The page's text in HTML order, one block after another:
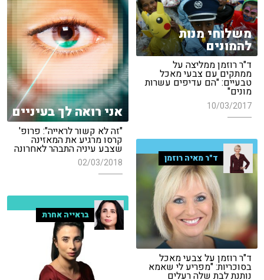
אני רואה לך בעיניים
"זה לא קשור לראייה": פרופ'
קרסו מרגיע את המאזינה
שצבע עיניה התבהר לאחרונה
02/03/2018
משלוחי מנות
להמונים
ד"ר רוזמן ממליצה על
ממתקים עם צבעי מאכל
טבעיים: "הם עדיפים עשרות
מונים"
10/03/2017
ד"ר מאיה רוזמן
ד"ר רוזמן על צבעי מאכל
בסוכריות: "מפריע לי שאמא
נותנת לבת שלה רעלים
בראייה אחרת